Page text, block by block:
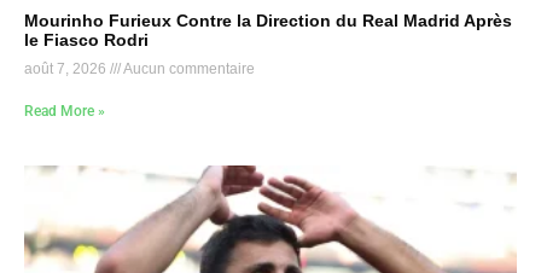
Mourinho Furieux Contre la Direction du Real Madrid Après
le Fiasco Rodri
août 7, 2026 Aucun commentaire
Read More »